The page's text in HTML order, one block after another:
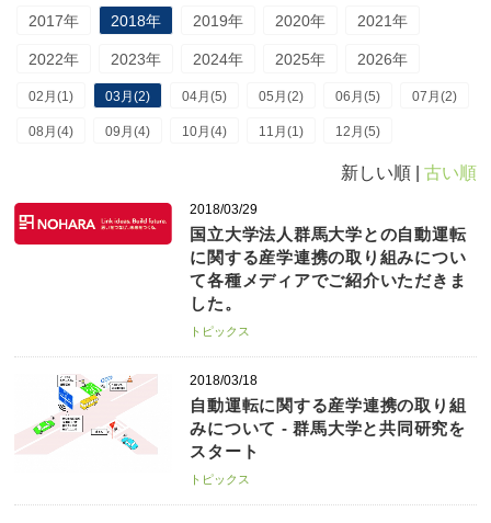
2017年 2018年 2019年 2020年 2021年
2022年 2023年 2024年 2025年 2026年
02月(1) 03月(2) 04月(5) 05月(2) 06月(5) 07月(2)
08月(4) 09月(4) 10月(4) 11月(1) 12月(5)
新しい順 | 古い順
2018/03/29
国立大学法人群馬大学との自動運転
に関する産学連携の取り組みについ
て各種メディアでご紹介いただきま
した。
トピックス
2018/03/18
自動運転に関する産学連携の取り組
みについて - 群馬大学と共同研究を
スタート
トピックス